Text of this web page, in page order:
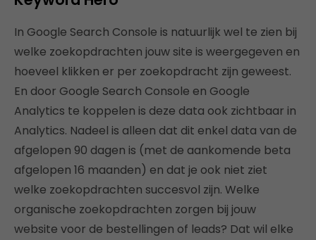
In Google Search Console is natuurlijk wel te zien bij
welke zoekopdrachten jouw site is weergegeven en
hoeveel klikken er per zoekopdracht zijn geweest.
En door Google Search Console en Google
Analytics te koppelen is deze data ook zichtbaar in
Analytics. Nadeel is alleen dat dit enkel data van de
afgelopen 90 dagen is (met de aankomende beta
afgelopen 16 maanden) en dat je ook niet ziet
welke zoekopdrachten succesvol zijn. Welke
organische zoekopdrachten zorgen bij jouw
website voor de bestellingen of leads? Dat wil elke